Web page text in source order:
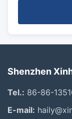
Shenzhen
Tel.: 86-86-
E-mail: